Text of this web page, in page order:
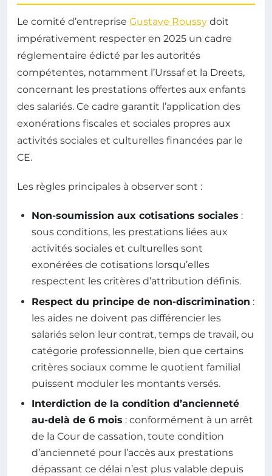
Le comité d’entreprise Gustave Roussy doit
impérativement respecter en 2025 un cadre
réglementaire édicté par les autorités
compétentes, notamment l’Urssaf et la Dreets,
concernant les prestations offertes aux enfants
des salariés. Ce cadre garantit l’application des
exonérations fiscales et sociales propres aux
activités sociales et culturelles financées par le
CE.
Les règles principales à observer sont :
Non-soumission aux cotisations sociales :
sous conditions, les prestations liées aux
activités sociales et culturelles sont
exonérées de cotisations lorsqu’elles
respectent les critères d’attribution définis.
Respect du principe de non-discrimination :
les aides ne doivent pas différencier les
salariés selon leur contrat, temps de travail, ou
catégorie professionnelle, bien que certains
critères sociaux comme le quotient familial
puissent moduler les montants versés.
Interdiction de la condition d’ancienneté
au-delà de 6 mois : conformément à un arrêt
de la Cour de cassation, toute condition
d’ancienneté pour l’accès aux prestations
dépassant ce délai n’est plus valable depuis